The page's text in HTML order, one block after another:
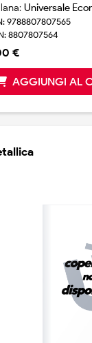
Universale
9788807807565
8807807564
€
AGGIUNGI AL